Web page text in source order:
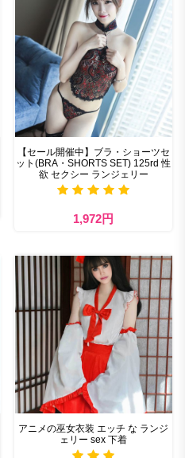
【セール開催中】ブラ・ショーツセ
ット(BRA・SHORTS SET) 125rd 性
欲 セクシー ランジェリー
1,972円
アニメの巫女衣装 エッチ な ランジ
ェリー sex 下着